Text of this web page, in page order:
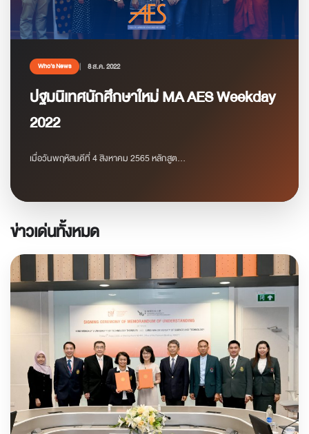
Who’s News 8 ส.ค. 2022
ปฐมนิเทศนักศึกษาใหม่ MA AES Weekday
2022
เมื่อวันพฤหัสบดีที่ 4 สิงหาคม 2565 หลักสูต...
ข่าวเด่นทั้งหมด